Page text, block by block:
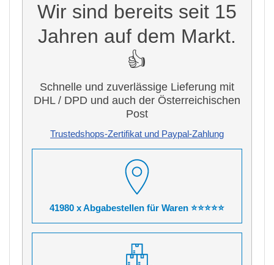
Wir sind bereits seit 15
Jahren auf dem Markt.
👍
Schnelle und zuverlässige Lieferung mit
DHL / DPD und auch der Österreichischen
Post
Trustedshops-Zertifikat und Paypal-Zahlung
41980 x Abgabestellen für Waren ⭐⭐⭐⭐⭐